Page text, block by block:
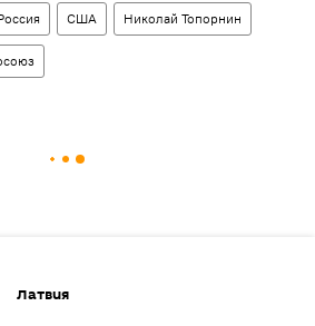
США Николай Топорнин
Латвия